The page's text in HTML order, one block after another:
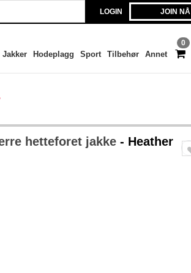
LOGIN JOIN NÅ
0
Jakker Hodeplagg Sport Tilbehør Annet
hetteforet jakke - Heather